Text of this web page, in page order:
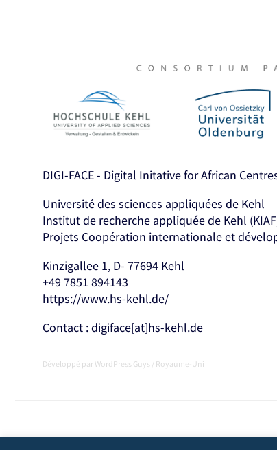
DIGI-FACE - Digital Initative for African
Université des sciences appliquées de Kehl
Institut de recherche appliquée de Kehl
Projets Coopération internationale et
Kinzigallee 1, D- 77694 Kehl
+49 7851 894143
https://www.hs-kehl.de/
Contact : digiface[at]hs-kehl.de
Développé par WordPress Guys / Royaume-Uni